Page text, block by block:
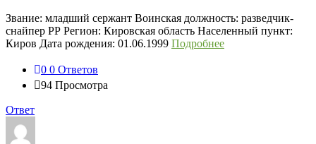
Звание: младший сержант Воинская должность: разведчик-
снайпер РР Регион: Кировская область Населенный пункт:
Киров Дата рождения: 01.06.1999 Подробнее
0 0 Ответов
94 Просмотра
Ответ